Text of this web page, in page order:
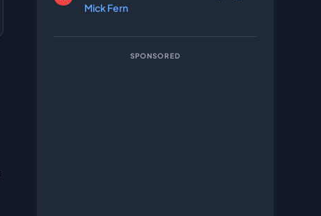
Mick Fern
SPONSORED